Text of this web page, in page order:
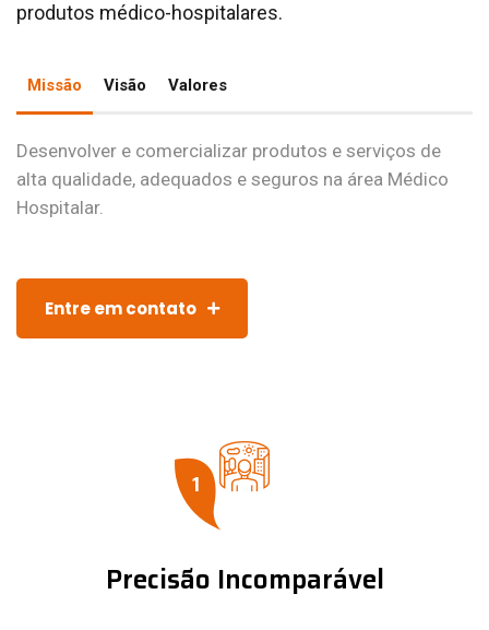
produtos médico-hospitalares.
Missão Visão Valores
Desenvolver e comercializar produtos e serviços de
alta qualidade, adequados e seguros na área Médico
Hospitalar.
Entre em contato
1
Precisão Incomparável